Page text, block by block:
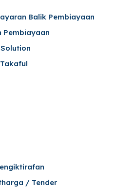
Balik Pembiayaan
Pembiayaan
/ Tender